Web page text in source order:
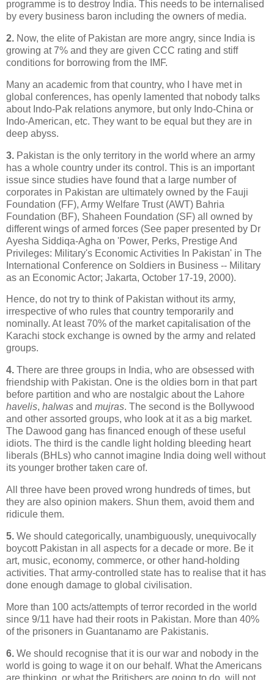
programme is to destroy India. This needs to be internalised
by every business baron including the owners of media.
2. Now, the elite of Pakistan are more angry, since India is
growing at 7% and they are given CCC rating and stiff
conditions for borrowing from the IMF.
Many an academic from that country, who I have met in
global conferences, has openly lamented that nobody talks
about Indo-Pak relations anymore, but only Indo-China or
Indo-American, etc. They want to be equal but they are in
deep abyss.
3. Pakistan is the only territory in the world where an army
has a whole country under its control. This is an important
issue since studies have found that a large number of
corporates in Pakistan are ultimately owned by the Fauji
Foundation (FF), Army Welfare Trust (AWT) Bahria
Foundation (BF), Shaheen Foundation (SF) all owned by
different wings of armed forces (See paper presented by Dr
Ayesha Siddiqa-Agha on 'Power, Perks, Prestige And
Privileges: Military's Economic Activities In Pakistan' in The
International Conference on Soldiers in Business -- Military
as an Economic Actor; Jakarta, October 17-19, 2000).
Hence, do not try to think of Pakistan without its army,
irrespective of who rules that country temporarily and
nominally. At least 70% of the market capitalisation of the
Karachi stock exchange is owned by the army and related
groups.
4. There are three groups in India, who are obsessed with
friendship with Pakistan. One is the oldies born in that part
before partition and who are nostalgic about the Lahore
havelis, halwas and mujras. The second is the Bollywood
and other assorted groups, who look at it as a big market.
The Dawood gang has financed enough of these useful
idiots. The third is the candle light holding bleeding heart
liberals (BHLs) who cannot imagine India doing well without
its younger brother taken care of.
All three have been proved wrong hundreds of times, but
they are also opinion makers. Shun them, avoid them and
ridicule them.
5. We should categorically, unambiguously, unequivocally
boycott Pakistan in all aspects for a decade or more. Be it
art, music, economy, commerce, or other hand-holding
activities. That army-controlled state has to realise that it has
done enough damage to global civilisation.
More than 100 acts/attempts of terror recorded in the world
since 9/11 have had their roots in Pakistan. More than 40%
of the prisoners in Guantanamo are Pakistanis.
6. We should recognise that it is our war and nobody in the
world is going to wage it on our behalf. What the Americans
are thinking, or what the Britishers are going to do, will not